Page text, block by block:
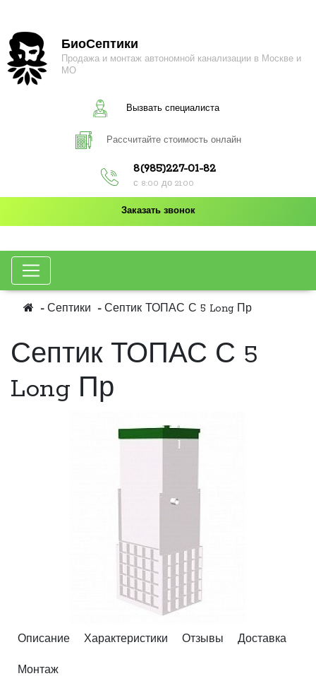
БиоСептики
Продажа и монтаж автономной канализации в Москве и
МО
Вызвать специалиста
Рассчитайте стоимость онлайн
8(985)227-01-82
с 8:00 до 21:00
Заказать звонок
Септики Септик ТОПАС С 5 Long Пр
Септик ТОПАС С 5
Long Пр
Описание Характеристики Отзывы Доставка
Монтаж